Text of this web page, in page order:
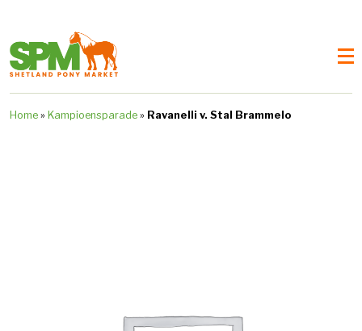
Home » Kampioensparade » Ravanelli v. Stal Brammelo